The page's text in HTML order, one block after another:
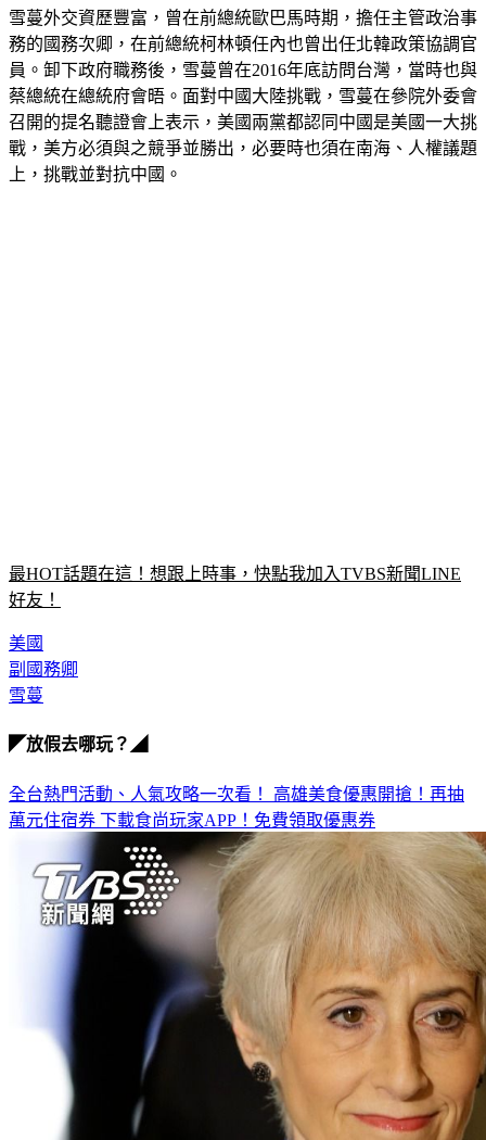
雪蔓外交資歷豐富，曾在前總統歐巴馬時期，擔任主管政治事
務的國務次卿，在前總統柯林頓任內也曾出任北韓政策協調官
員。卸下政府職務後，雪蔓曾在2016年底訪問台灣，當時也與
蔡總統在總統府會晤。面對中國大陸挑戰，雪蔓在參院外委會
召開的提名聽證會上表示，美國兩黨都認同中國是美國一大挑
戰，美方必須與之競爭並勝出，必要時也須在南海、人權議題
上，挑戰並對抗中國。
最HOT話題在這！想跟上時事，快點我加入TVBS新聞LINE
好友！
美國
副國務卿
雪蔓
◤放假去哪玩？◢
全台熱門活動、人氣攻略一次看！ 高雄美食優惠開搶！再抽
萬元住宿券 下載食尚玩家APP！免費領取優惠券